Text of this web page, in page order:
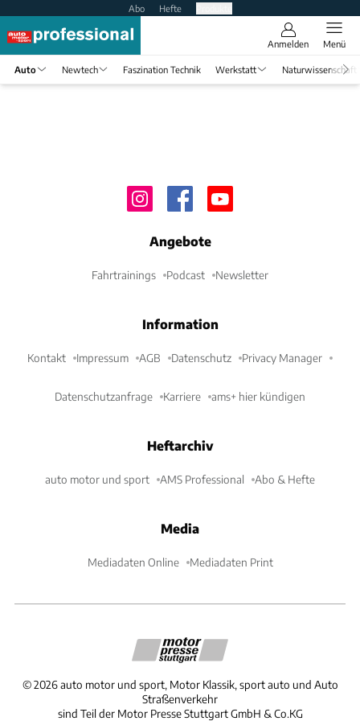
Abo Hefte
Anmelden Menü
Auto Newtech Faszination Technik Werkstatt Naturwissenschaft
Angebote
Fahrtrainings Podcast Newsletter
Information
Kontakt Impressum AGB Datenschutz Privacy Manager
Datenschutzanfrage Karriere ams+ hier kündigen
Heftarchiv
auto motor und sport AMS Professional Abo & Hefte
Media
Mediadaten Online Mediadaten Print
©2026 auto motor und sport, Motor Klassik, sport auto und Auto
Straßenverkehr
sind Teil der Motor Presse Stuttgart GmbH & Co.KG